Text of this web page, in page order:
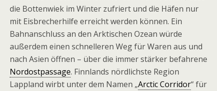
die Bottenwiek im Winter zufriert und die Häfen nur
mit Eisbrecherhilfe erreicht werden können. Ein
Bahnanschluss an den Arktischen Ozean würde
außerdem einen schnelleren Weg für Waren aus und
nach Asien öffnen – über die immer stärker befahrene
Nordostpassage. Finnlands nördlichste Region
Lappland wirbt unter dem Namen „Arctic Corridor“ für